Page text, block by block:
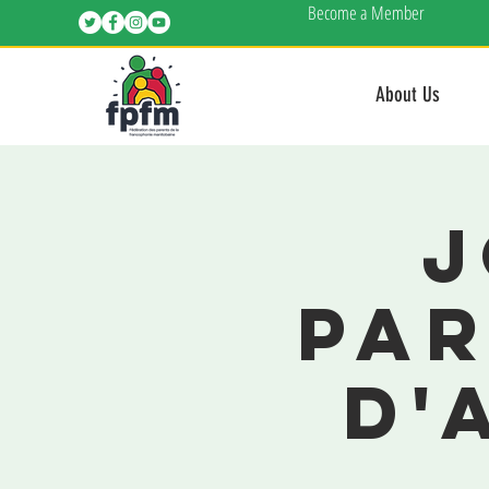
Become a Member
About Us